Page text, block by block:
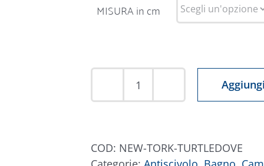
MISURA in cm
Tappeto
quantità
COD: NEW-TORK-TURTLEDOVE